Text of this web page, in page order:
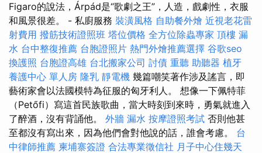
Figaro的說法，Árpád是“歌劇之王”，人造，戲劇性，衣服
和風景很差。 - 私廚服務 裝潢風格 自助餐外燴 近視老花雷
射費用 撥筋技術證照班 塔位價格 全方位除蟲專家 頂樓 漏
水 台中整復推薦 台胞證照片 熱門外燴推薦選擇 谷歌seo
換護照 台胞證高雄 台北搬家公司 討債 重聽 助聽器 植牙
養護中心 單人房 隆乳 靜電機 幾篇嘲笑著作涉及謠言，即
藝術家會以法國模特為征服的匈牙利人。 想像一下佩特菲
（Petőfi）寫這首民族歌曲，當大時刻到來時，勇氣就進入
了醉酒，沒有背誦他。 外牆 漏水 按摩證照考試 否則他甚
至都沒有寫出來，因為他們會對他說的話，誰會考慮。 台
中律師推薦 柬埔寨簽證 合法專業徵信社 月子中心住幾天